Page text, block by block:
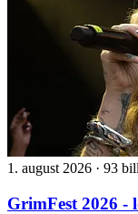
1. august 2026 · 93
GrimFest 2026 -